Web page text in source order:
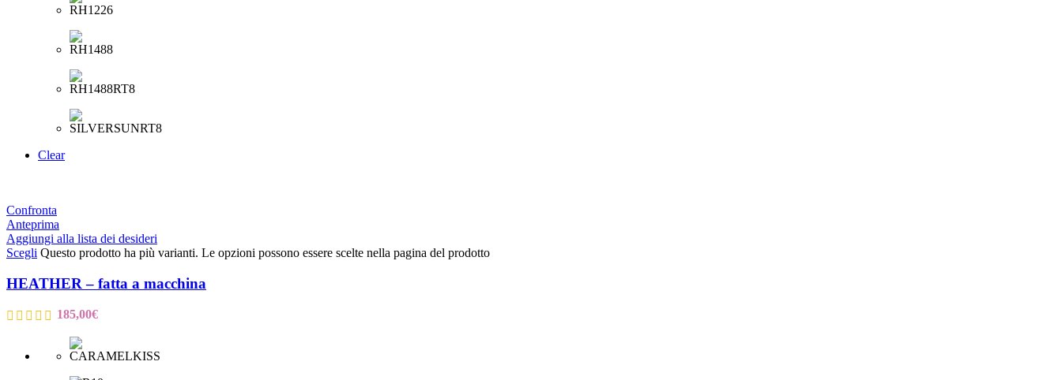
Clear
Confronta
Anteprima
Aggiungi alla lista dei desideri
Scegli Questo prodotto ha più varianti. Le opzioni possono essere scelte nella pagina del prodotto
HEATHER – fatta a macchina
185,00€